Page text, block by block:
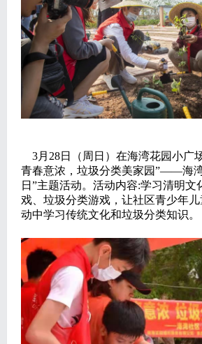
3月28日（周日）在海湾花园小广
青春意浓，垃圾分类美家园”——海
日”主题活动。活动内容:学习清明文
戏、垃圾分类游戏，让社区青少年
动中学习传统文化和垃圾分类知识。